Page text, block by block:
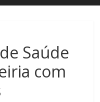
Saúde
com